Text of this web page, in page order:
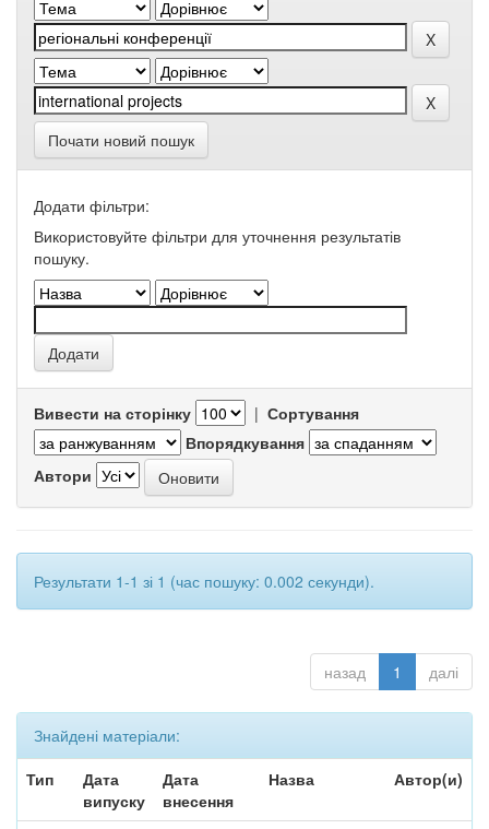
Почати новий пошук
Додати фільтри:
Використовуйте фільтри для уточнення результатів
пошуку.
Вивести на сторінку | Сортування
Впорядкування
Автори
Результати 1-1 зі 1 (час пошуку: 0.002 секунди).
назад 1 далі
Знайдені матеріали:
Тип
Дата
випуску
Дата
внесення
Назва Автор(и)